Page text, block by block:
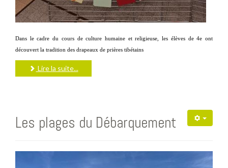
Dans le cadre du cours de culture humaine et religieuse, les élèves de 4e ont
découvert la tradition des drapeaux de prières tibétains
Lire la suite...
Les plages du Débarquement